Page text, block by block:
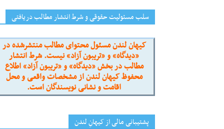
سلب مسئولیت حقوقی و شرط انتشار مطالب دریافتی
کیهان لندن مسئول محتوای مطالب منتشرشده در
«دیدگاه» و «تریبون آزاد» نیست. شرط انتشار
مطالب در بخش «دیدگاه» و «تریبون آزاد» اطلاع
محفوظ کیهان لندن از مشخصات واقعی و محل
اقامت و نشانی نویسندگان است.
پشتیبانی مالی از کیهانِ لندن